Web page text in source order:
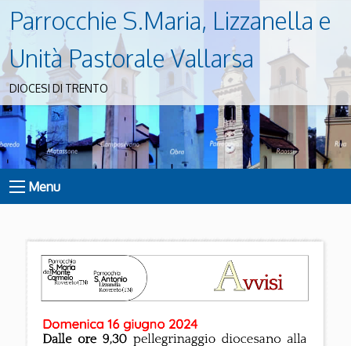
Parrocchie S.Maria, Lizzanella e
Unità Pastorale Vallarsa
DIOCESI DI TRENTO
Menu